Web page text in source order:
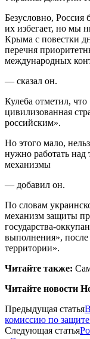
Безусловно, Россия
их избегает, но мы
Крыма с повестки
перечня
международных
— сказал он.
Кулеба отметил,
цивилизованная
российским».
Но этого мало,
нужно работать над
механизмы
— добавил он.
По словам
механизм защиты
государства-
выполнения»,
территории».
Читайте также:
Читайте новости
Предыдущая статья
комиссию по
Следующая статья